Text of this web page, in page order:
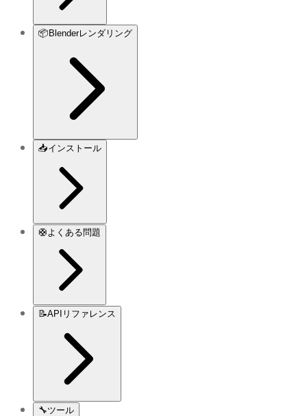
📦 Blenderレンダリング
📥インストール
🛟 よくある問題
📝APIリファレンス
🔧ツール